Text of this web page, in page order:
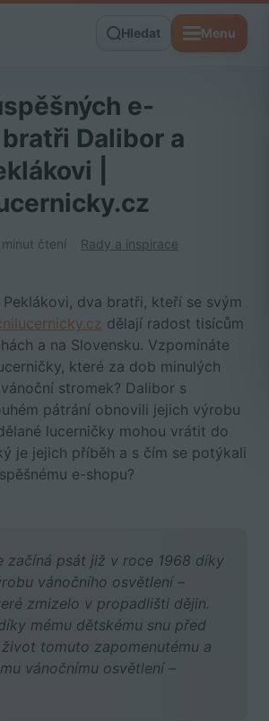
Hledat Menu
e-
Dalibor a
|
minut čtení Rady a inspirace
dva bratři, kteří se svým
dělají radost tisícům
a na Slovensku. Vzpomínáte
které za dob minulých
stromek? Dalibor s
pátrání obnovili jejich výrobu
lucerničky mohou vrátit do
je jejich příběh a s čím se potýkali
e-shopu?
začíná psát již v roce 1968 díky
vánočního osvětlení –
zmizelo v propadlišti dějin.
mému dětskému snu před
tomuto zapomenutému a
vánočnímu osvětlení –